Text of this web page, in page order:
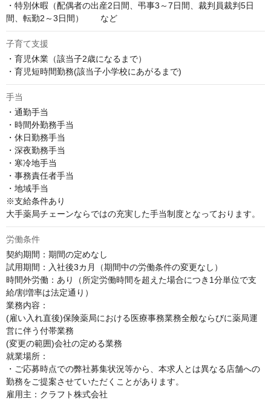
・特別休暇（配偶者の出産2日間、弔事3～7日間、裁判員裁判5日
間、転勤2～3日間）　　など
子育て支援
・育児休業（該当子2歳になるまで）
・育児短時間勤務(該当子小学校にあがるまで)
手当
・通勤手当
・時間外勤務手当
・休日勤務手当
・深夜勤務手当
・寒冷地手当
・事務責任者手当
・地域手当
※支給条件あり
大手薬局チェーンならではの充実した手当制度となっております。
労働条件
契約期間：期間の定めなし
試用期間：入社後3カ月（期間中の労働条件の変更なし）
時間外労働：あり（所定労働時間を超えた場合につき1分単位で支
給/割増率は法定通り）
業務内容：
(雇い入れ直後)保険薬局における医療事務業務全般ならびに薬局運
営に伴う付帯業務
(変更の範囲)会社の定める業務
就業場所：
・ご応募時点での弊社募集状況等から、本求人とは異なる店舗への
勤務をご提案させていただくことがあります。
雇用主：クラフト株式会社